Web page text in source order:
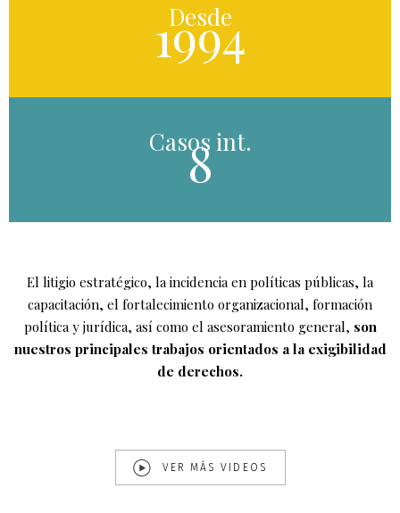
Desde
1994
Casos int.
8
El litigio estratégico, la incidencia en políticas públicas, la
capacitación, el fortalecimiento organizacional, formación
política y jurídica, así como el asesoramiento general, son
nuestros principales trabajos orientados a la exigibilidad
de derechos.
VER MÁS VIDEOS